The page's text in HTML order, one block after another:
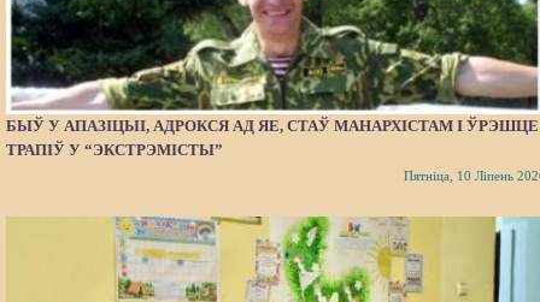
БЫЎ У АПАЗІЦЫІ, АДРОКСЯ АД ЯЕ, СТАЎ МАНАРХІСТАМ І ЎРЭШЦЕ
ТРАПІЎ У “ЭКСТРЭМІСТЫ”
Пятніца, 10 Ліпень